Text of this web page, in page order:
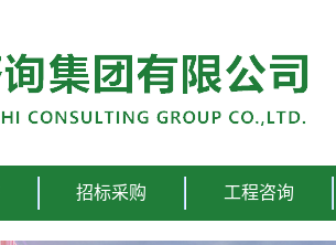
招标采购 工程咨询